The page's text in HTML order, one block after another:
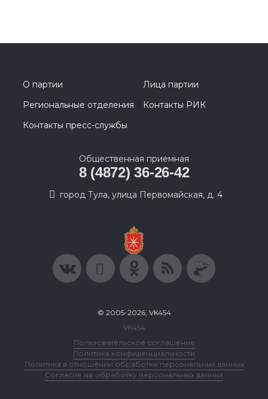
О партии
Лица партии
Региональные отделения
Контакты РИК
Контакты пресс-службы
Общественная приемная
8 (4872) 36-26-42
город Тула, улица Первомайская, д. 4
© 2005-2026, VK454
VK454
Пользовательское соглашение
Политика конфиденциальности
Политика в отношении обработки персональных данных
Согласие на обработку персональных данных